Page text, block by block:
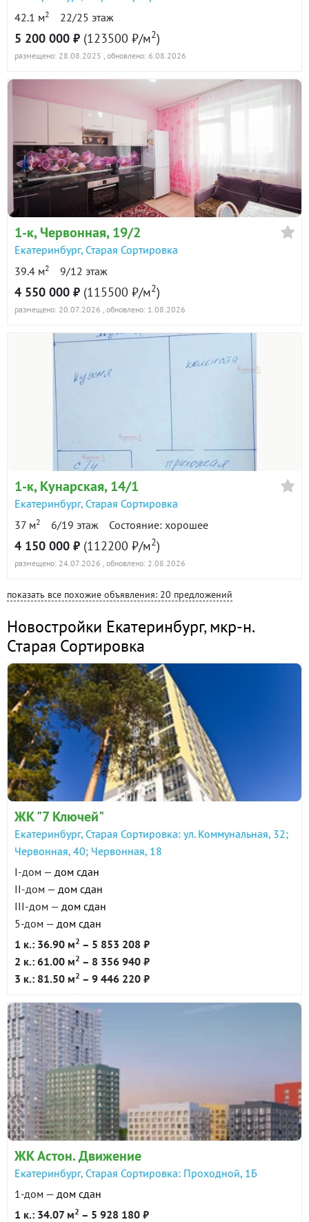
42.1 м2 22/25 этаж
5 200 000 ₽ (123500 ₽/м2)
размещено: 28.08.2025 , обновлено: 6.08.2026
1-к, Червонная, 19/2
Екатеринбург, Старая Сортировка
39.4 м2 9/12 этаж
4 550 000 ₽ (115500 ₽/м2)
размещено: 20.07.2026 , обновлено: 1.08.2026
1-к, Кунарская, 14/1
Екатеринбург, Старая Сортировка
37 м2 6/19 этаж Состояние: хорошее
4 150 000 ₽ (112200 ₽/м2)
размещено: 24.07.2026 , обновлено: 2.08.2026
показать все похожие объявления: 20 предложений
Новостройки Екатеринбург,мкр-н.
Старая Сортировка
ЖК "7 Ключей"
Екатеринбург, Старая Сортировка: ул. Коммунальная, 32;
Червонная, 40; Червонная, 18
I-дом — дом сдан
II-дом — дом сдан
III-дом — дом сдан
5-дом — дом сдан
1 к.: 36.90 м2 – 5 853 208 ₽
2 к.: 61.00 м2 – 8 356 940 ₽
3 к.: 81.50 м2 – 9 446 220 ₽
ЖК Астон. Движение
Екатеринбург, Старая Сортировка: Проходной, 1Б
1-дом — дом сдан
1 к.: 34.07 м2 – 5 928 180 ₽